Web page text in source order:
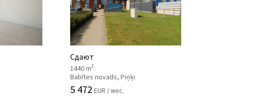
Сдают
1440 m2
Babītes novads, Piņķi
5 472 EUR / мес.